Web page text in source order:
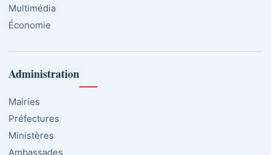
Multimédia
Économie
Administration
Mairies
Préfectures
Ministères
Ambassades